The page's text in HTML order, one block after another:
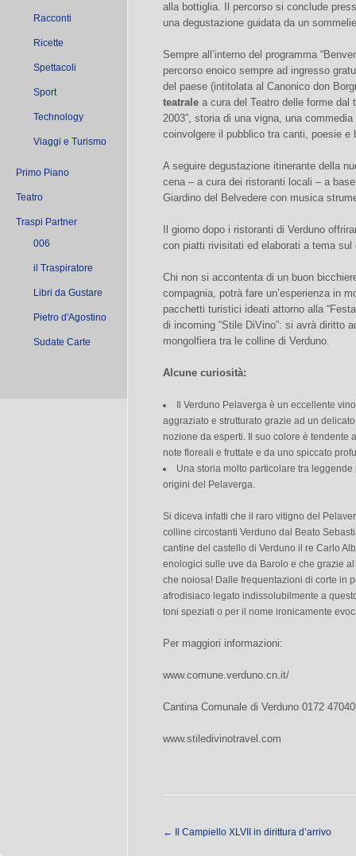
Racconti
Ricette
Spettacoli
Sport
Technology
Viaggi e Turismo
Primo Piano
Teatro
Traspi Partner
006
il Traspiratore
Libri da Gustare
Pietro d'Agostino
Sudate Carte
alla bottiglia. Il percorso si conclude
una degustazione guidata da un
Sempre all’interno del programma
percorso enoico sempre ad ingresso
del paese (intitolata al Canonico don
teatrale a cura del Teatro delle forme dal
2003”, storia di una vigna, una
coinvolgere il pubblico tra canti, poesie e
A seguire degustazione itinerante della
cena – a cura dei ristoranti locali – a
Giardino del Belvedere con musica
Il giorno dopo i ristoranti di Verduno
con piatti rivisitati ed elaborati a tema sul
Chi non si accontenta di un buon
compagnia, potrà fare un’esperienza in
pacchetti turistici ideati attorno alla
di incoming “Stile DiVino”: si avrà diritto
mongolfiera tra le colline di Verduno.
Alcune curiosità:
Il Verduno Pelaverga è un eccellente
aggraziato e strutturato grazie ad un
nozione da esperti. Il suo colore è tendente
note floreali e fruttate e da uno spiccato
Una storia molto particolare tra
origini del Pelaverga.
Si diceva infatti che il raro vitigno del
colline circostanti Verduno dal Beato
cantine del castello di Verduno il re Carlo
enologici sulle uve da Barolo e che grazie
che noiosa! Dalle frequentazioni di corte in
afrodisiaco legato indissolubilmente a
toni speziati o per il nome ironicamente
Per maggiori informazioni:
www.comune.verduno.cn.it/
Cantina Comunale di Verduno 0172
www.stiledivinotravel.com
← Il Campiello XLVII in dirittura d’arrivo